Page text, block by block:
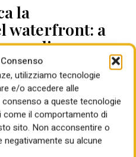
utilizziamo tecnologie
e/o accedere alle
a queste tecnologie
come il comportamento di
sito. Non acconsentire o
su alcune
la
waterfront: a
di